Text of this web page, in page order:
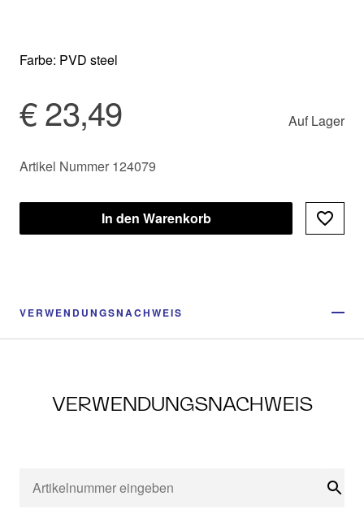
Farbe: PVD steel
€ 23,49 Auf Lager
Artikel Nummer 124079
In den Warenkorb
VERWENDUNGSNACHWEIS
VERWENDUNGSNACHWEIS